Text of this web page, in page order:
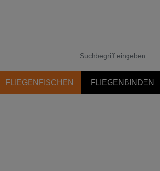
FLIEGENFISCHEN FLIEGENBINDEN